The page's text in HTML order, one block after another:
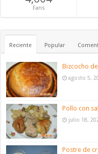
Fans
Reciente Popular
Bizcocho
agosto 5,
Pollo con
julio 18,
Postre de